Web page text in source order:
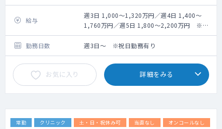
訪問割合：居宅3割・施設7割
訪問先 ：居宅、有料老人ホーム、その他ホ
スピスなど
訪問体制：医師、看護師または医療秘書
総患者数：400名程度
主な疾患：高齢者慢性疾患（高血圧、便秘、
心不全、糖尿病など）
重症患者：1割ほど（がん末期10数名、神経
難病15～20名程度）
医療秘書が帯同する際は、点滴などの手技は
給与
週3日 1,000～1,320万円／週4日 1,400～
1,760万円／週5日 1,800～2,200万円 ※キ
ャリア・経験等による
勤務日数
週3日～ ※祝日勤務有り
お気に入り 詳細をみる
常勤 クリニック 土・日・祝休み可 当直なし
オンコールなし